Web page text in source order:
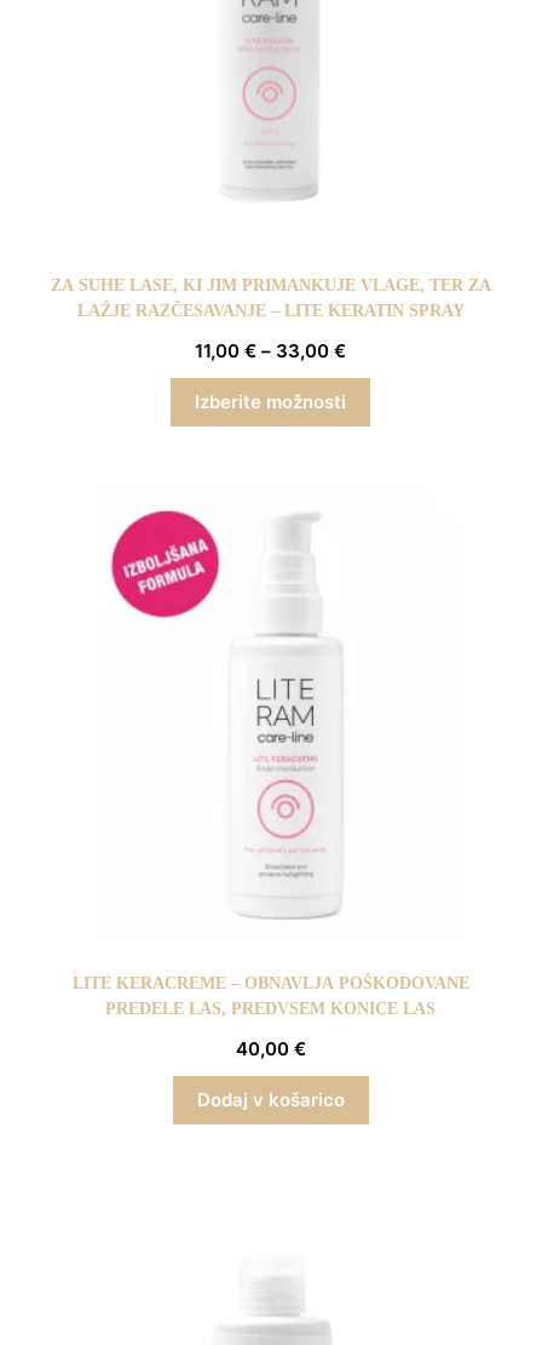
ZA SUHE LASE, KI JIM PRIMANKUJE VLAGE, TER ZA
LAŽJE RAZČESAVANJE – LITE KERATIN SPRAY
11,00€ – 33,00€
Izberite možnosti
LITE KERACREME – OBNAVLJA POŠKODOVANE
PREDELE LAS, PREDVSEM KONICE LAS
40,00 €
Dodaj v košarico